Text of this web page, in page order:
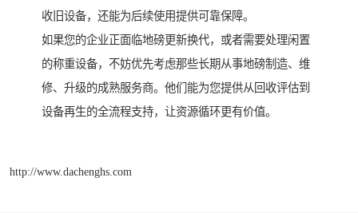
收旧设备，还能为后续使用提供可靠保障。
如果您的企业正面临地磅更新换代，或者需要处理闲置
的称重设备，不妨优先考虑那些长期从事地磅制造、维
修、升级的成熟服务商。他们能为您提供从回收评估到
设备再生的全流程支持，让资源循环更有价值。
http://www.dachenghs.com